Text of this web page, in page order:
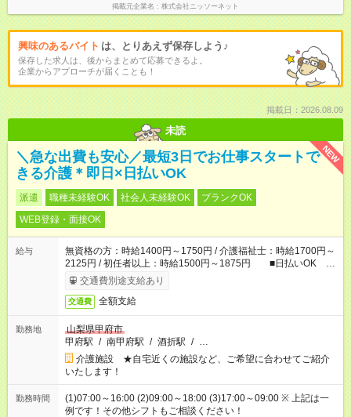
掲載元企業名 株式会社ニッソーネット
興味のあるバイト は、とりあえず保存しよう♪
保存した求人は、後からまとめて応募できるよ。
企業からアプローチが届くことも！
掲載日：2026.08.09
未読
NEW
＼急な出費も安心／最短3日でお仕事スタートで
きる介護＊即日×日払いOK
派遣 職種未経験OK 社会人未経験OK
ブランクOK
WEB登録・面接OK
給与
無資格の方：時給1400円～1750円 / 介護福祉士：時給1700円～
2125円 / 初任者以上：時給1500円～1875円 ■日払いOK ■
日収例：1万1200円（時給1400円×8h）
交通費別途支給あり
交通費 全額支給
勤務地
山梨県甲府市
甲府駅 / 南甲府駅 / 酒折駅 / …
介護施設 ★自宅近くの施設など、ご希望に合わせてご紹介
いたします！
勤務時間
(1)07:00～16:00 (2)09:00～18:00 (3)17:00～09:00 ※ 上記は一
例です！その他シフトもご相談ください！